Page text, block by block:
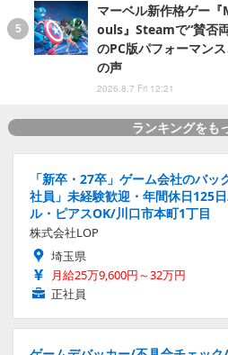
マーベル新作格ゲー
ouls』Steamで“賛否
のPC版パフォーマン
の声
2026.8.7 Fri 12:21
ランキングをも
「新卒・27卒」ゲーム会社のバ
社員」未経験歓迎・年間休日125
ル・ピアスOK/川口市本町1丁目
株式会社LOP
埼玉県
月給25万9,600円～32万円
正社員